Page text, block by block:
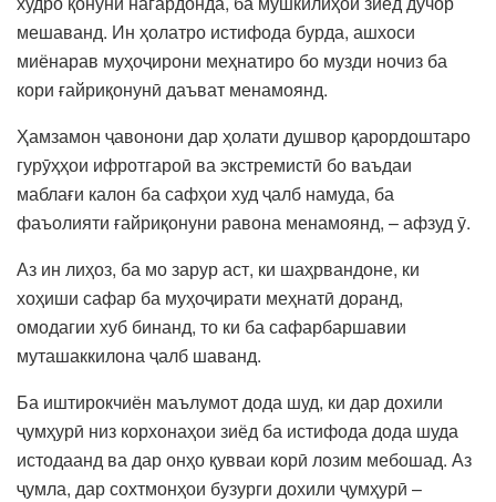
мешаванд. Ин ҳолатро истифода бурда, ашхоси
миёнарав муҳоҷирони меҳнатиро бо музди ночиз ба
кори ғайриқонунӣ даъват менамоянд.
Ҳамзамон ҷавонони дар ҳолати душвор қарордоштаро
гурӯҳҳои ифротгароӣ ва экстремистӣ бо ваъдаи
маблағи калон ба сафҳои худ ҷалб намуда, ба
фаъолияти ғайриқонуни равона менамоянд, – афзуд ӯ.
Аз ин лиҳоз, ба мо зарур аст, ки шаҳрвандоне, ки
хоҳиши сафар ба муҳоҷирати меҳнатӣ доранд,
омодагии хуб бинанд, то ки ба сафарбаршавии
муташаккилона ҷалб шаванд.
Ба иштирокчиён маълумот дода шуд, ки дар дохили
ҷумҳурӣ низ корхонаҳои зиёд ба истифода дода шуда
истодаанд ва дар онҳо қувваи корӣ лозим мебошад. Аз
ҷумла, дар сохтмонҳои бузурги дохили ҷумҳурӣ –